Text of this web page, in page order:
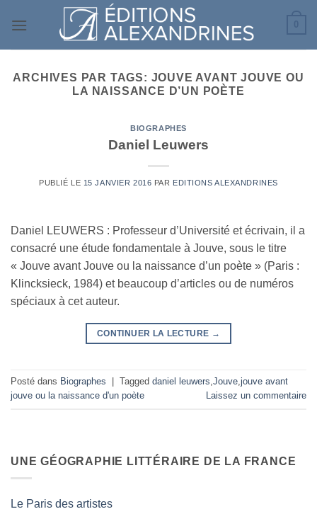
ARCHIVES PAR TAGS: JOUVE AVANT JOUVE OU
LA NAISSANCE D’UN POÈTE
BIOGRAPHES
Daniel Leuwers
PUBLIÉ LE 15 JANVIER 2016 PAR EDITIONS ALEXANDRINES
Daniel LEUWERS : Professeur d’Université et écrivain, il a
consacré une étude fondamentale à Jouve, sous le titre
« Jouve avant Jouve ou la naissance d’un poète » (Paris :
Klincksieck, 1984) et beaucoup d’articles ou de numéros
spéciaux à cet auteur.
CONTINUER LA LECTURE →
Posté dans Biographes Tagged daniel leuwers Jouve jouve avant
jouve ou la naissance d'un poète
Laissez un commentaire
UNE GÉOGRAPHIE LITTÉRAIRE DE LA FRANCE
Le Paris des artistes